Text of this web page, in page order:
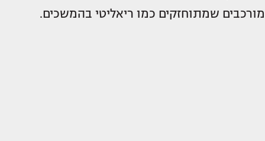
מורכבים שמתוחזקים כמו ריאליטי בהמשכים.